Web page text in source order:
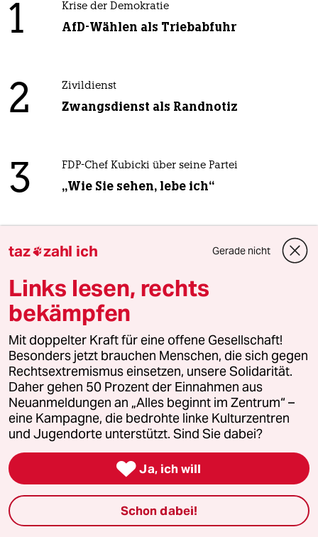
1 Krise der Demokratie
AfD-Wählen als Triebabfuhr
2 Zivildienst
Zwangsdienst als Randnotiz
3 FDP-Chef Kubicki über seine Partei
„Wie Sie sehen, lebe ich“
4 Niedrigwasser in Mittel- und Osteuropa
5 Forstwissenschaftler über Brände
„Der Mythos vom Brandstifter hält sich
hartnäckig“
6 EU nach Ceuta
Zur Freude der Antieuropäer
taz
taz zahl ich Gerade nicht
Links lesen, rechts
bekämpfen
Mit doppelter Kraft für eine offene Gesellschaft!
Besonders jetzt brauchen Menschen, die sich gegen
Rechtsextremismus einsetzen, unsere Solidarität.
Daher gehen 50 Prozent der Einnahmen aus
Neuanmeldungen an „Alles beginnt im Zentrum“ –
eine Kampagne, die bedrohte linke Kulturzentren
und Jugendorte unterstützt. Sind Sie dabei?
 Ja, ich will
Schon dabei!